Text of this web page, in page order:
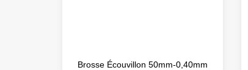
Brosse Écouvillon 50mm-0,40mm